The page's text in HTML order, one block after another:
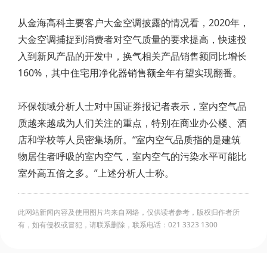
从金海高科主要客户大金空调披露的情况看，2020年，
大金空调捕捉到消费者对空气质量的要求提高，快速投
入到新风产品的开发中，换气相关产品销售额同比增长
160%，其中住宅用净化器销售额全年有望实现翻番。
环保领域分析人士对中国证券报记者表示，室内空气品
质越来越成为人们关注的重点，特别在商业办公楼、酒
店和学校等人员密集场所。“室内空气品质指的是建筑
物居住者呼吸的室内空气，室内空气的污染水平可能比
室外高五倍之多。”上述分析人士称。
此网站新闻内容及使用图片均来自网络，仅供读者参考，版权归作者所
有，如有侵权或冒犯，请联系删除，联系电话：021 3323 1300